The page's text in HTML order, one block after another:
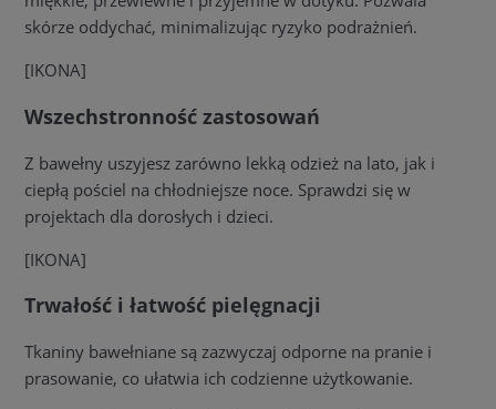
skórze oddychać, minimalizując ryzyko podrażnień.
[IKONA]
Wszechstronność zastosowań
Z bawełny uszyjesz zarówno lekką odzież na lato, jak i
ciepłą pościel na chłodniejsze noce. Sprawdzi się w
projektach dla dorosłych i dzieci.
[IKONA]
Trwałość i łatwość pielęgnacji
Tkaniny bawełniane są zazwyczaj odporne na pranie i
prasowanie, co ułatwia ich codzienne użytkowanie.